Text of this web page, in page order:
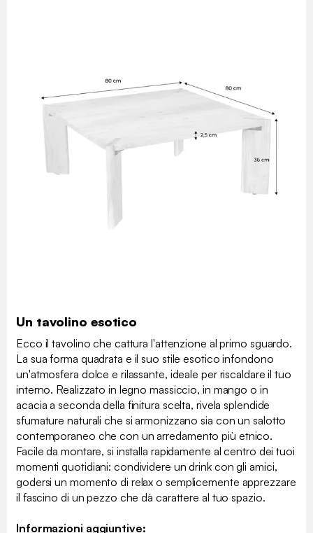
Un tavolino esotico
Ecco il tavolino che cattura l'attenzione al primo sguardo.
La sua forma quadrata e il suo stile esotico infondono
un'atmosfera dolce e rilassante, ideale per riscaldare il tuo
interno. Realizzato in legno massiccio, in mango o in
acacia a seconda della finitura scelta, rivela splendide
sfumature naturali che si armonizzano sia con un salotto
contemporaneo che con un arredamento più etnico.
Facile da montare, si installa rapidamente al centro dei tuoi
momenti quotidiani: condividere un drink con gli amici,
godersi un momento di relax o semplicemente apprezzare
il fascino di un pezzo che dà carattere al tuo spazio.
Informazioni aggiuntive: